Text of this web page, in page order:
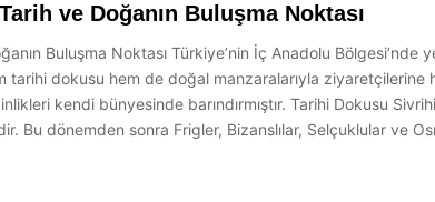
ve Doğanın Buluşma Noktası
Buluşma Noktası Türkiye’nin İç Anadolu
tarihi dokusu hem de doğal manzaralarıyla
kendi bünyesinde barındırmıştır. Tarihi Dokusu
Bu dönemden sonra Frigler, Bizanslılar, Selçuklular ve